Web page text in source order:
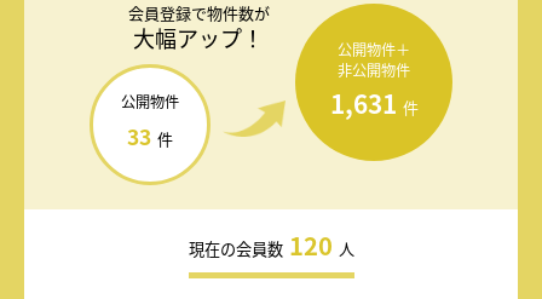
会員登録で物件数が
大幅アップ！
公開物件
33 件
公開物件＋
非公開物件
1,631 件
現在の会員数 120 人